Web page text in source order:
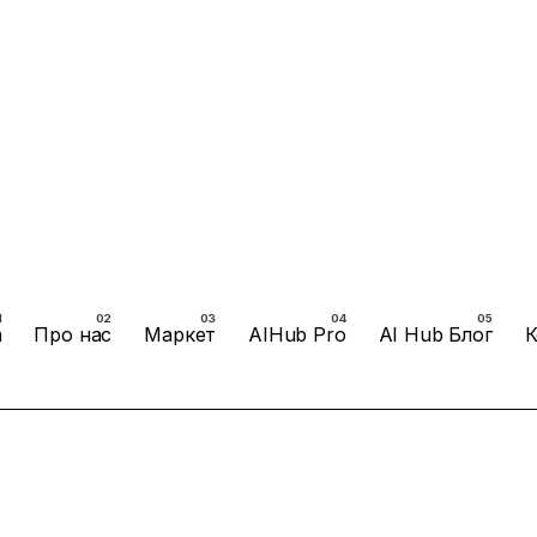
Про нас Маркет AIHub Pro AI Hub Блог